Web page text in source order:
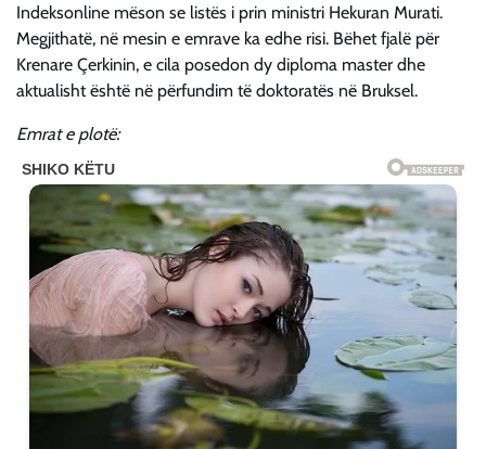
Indeksonline mëson se listës i prin ministri Hekuran Murati.
Megjithatë, në mesin e emrave ka edhe risi. Bëhet fjalë për
Krenare Çerkinin, e cila posedon dy diploma master dhe
aktualisht është në përfundim të doktoratës në Bruksel.
Emrat e plotë: